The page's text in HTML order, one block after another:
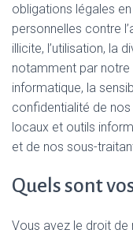
obligations légales
personnelles contre
illicite, l’utilisation, la
notamment par
informatique, la
confidentialité de
locaux et outils
et de nos sous-
Quels sont
Vous avez le droit de